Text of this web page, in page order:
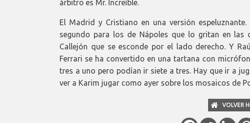
árbitro es Mr. Increíble.
El Madrid y Cristiano en una versión
segundo para los de Nápoles que lo gritan en las
Callejón que se esconde por el lado derecho. Y
Ferrari se ha convertido en una tartana con
tres a uno pero podían ir siete a tres. Hay que ir a
ver a Karim jugar como ayer sobre los mosaicos de
VOLVER